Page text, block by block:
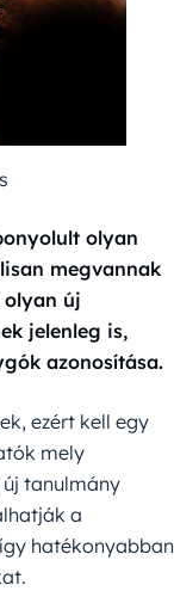
olyan
megvannak
olyan új
jelenleg is,
azonosítása.
ezért kell egy
mely
tanulmány
a
hatékonyabban